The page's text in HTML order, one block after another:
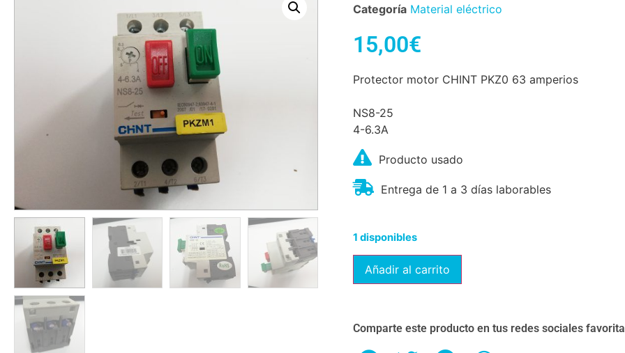
Categoría Material eléctrico
15,00€
Protector motor CHINT PKZ0 63 amperios
NS8-25
4-6.3A
Producto usado
Entrega de 1 a 3 días laborables
1 disponibles
Añadir al carrito
Comparte este producto en tus redes sociales